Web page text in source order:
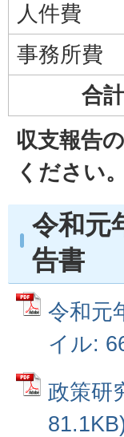
人件費
事務所費
合計
収支報告
ください。
令和元
告書
令和元
イル:
政策研